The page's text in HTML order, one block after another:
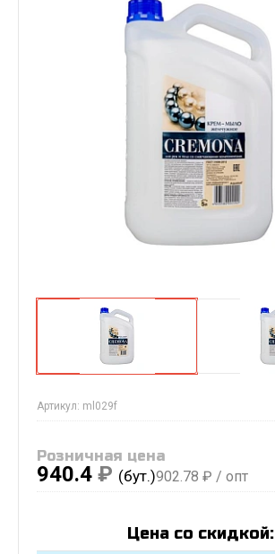
Артикул: ml029f
Розничная цена
940.4 ₽ (бут.)902.78 ₽ / опт
Цена со скидкой: